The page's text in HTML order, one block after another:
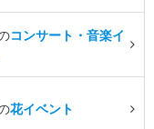
コンサート・音楽イ
花イベント